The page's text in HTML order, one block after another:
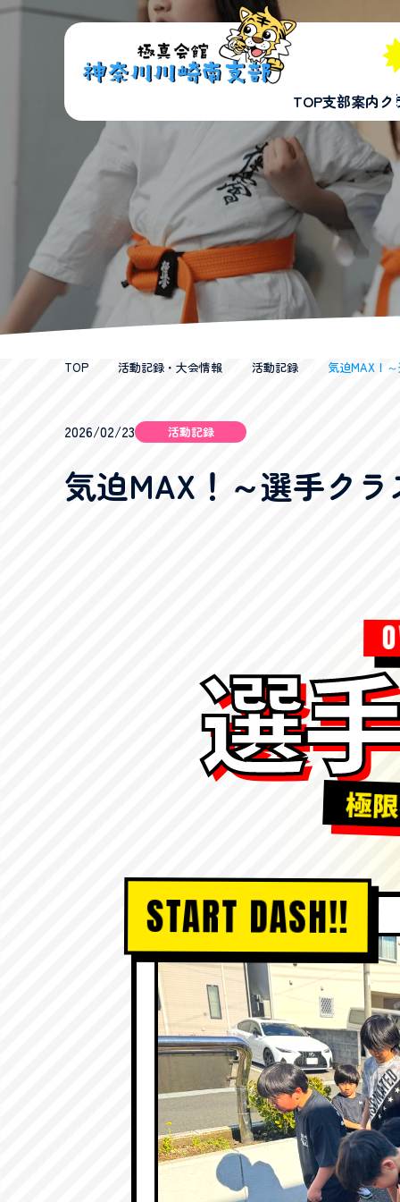
TOP支部案内ク
TOP 活動記録・大会情報 活動記録 気迫MAX！
2026/02/23 活動記録
気迫MAX！～選手ク
選
極
START DASH!!